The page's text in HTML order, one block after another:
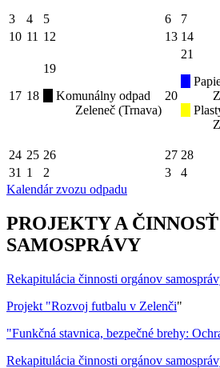
3 4 5 6 7
10 11 12 13 14
17 18
19
Komunálny odpad
Zeleneč (Trnava)
20
21
24 25 26 27 28
31 1 2 3 4
Kalendár zvozu odpadu
PROJEKTY A
SAMOSPRÁVY
Rekapitulácia činnosti orgánov
Projekt "Rozvoj futbalu v Zelenči"
"Funkčná stavnica, bezpečné brehy:
Rekapitulácia činnosti orgánov